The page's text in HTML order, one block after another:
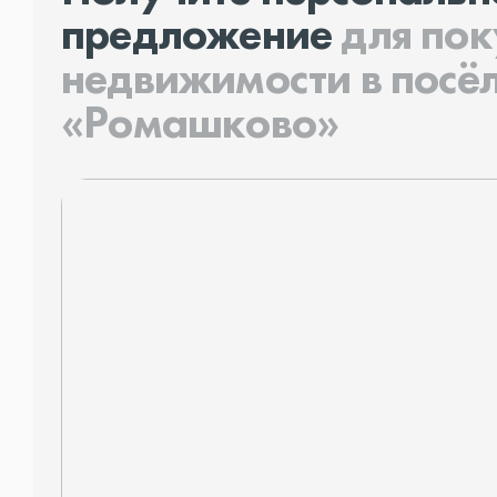
предложениедля
недвижимости в
«Ромашково»